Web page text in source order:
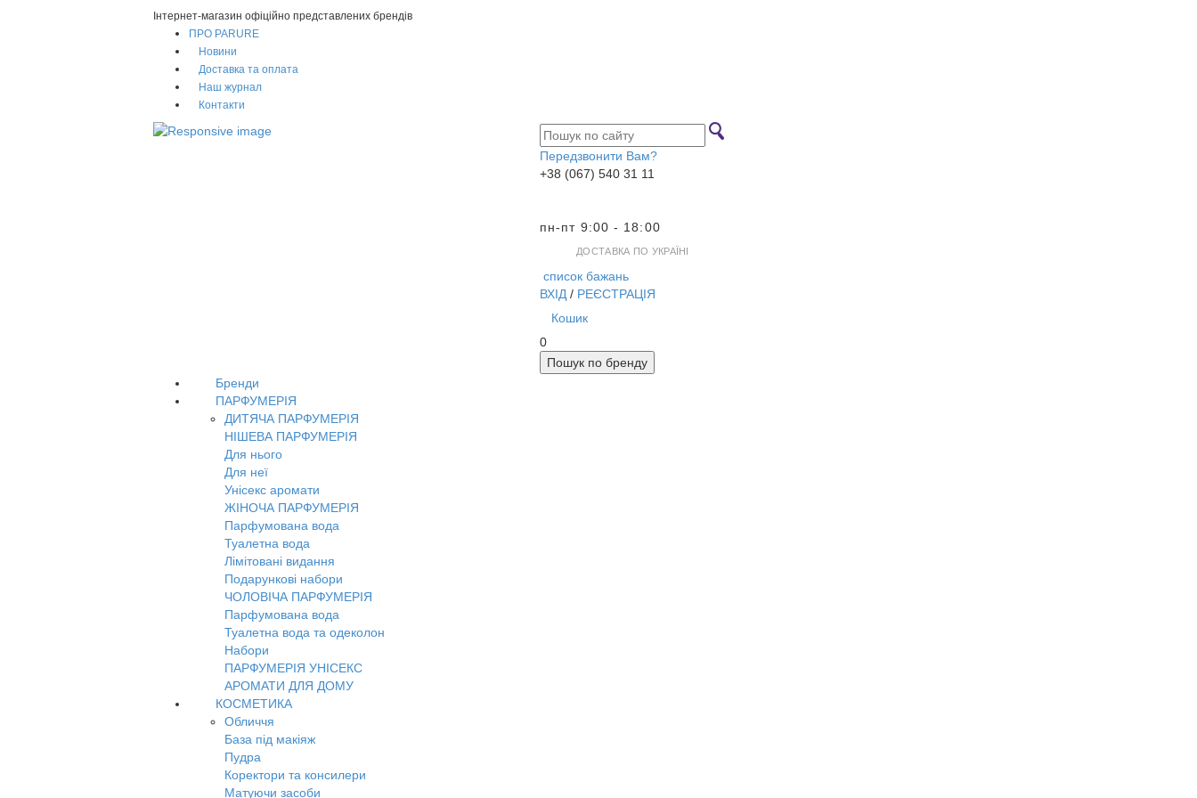
Інтернет-магазин офіційно представлених брендів
ПРО PARURE
Новини
Доставка та оплата
Наш журнал
Контакти
Передзвонити Вам?
+38 (067) 540 31 11
пн-пт 9:00 - 18:00
ДОСТАВКА ПО УКРАЇНІ
список бажань
ВХІД / РЕЄСТРАЦІЯ
Кошик
0
Пошук по бренду
Бренди
ПАРФУМЕРІЯ
ДИТЯЧА ПАРФУМЕРІЯ
НІШЕВА ПАРФУМЕРІЯ
Для нього
Для неї
Унісекс аромати
ЖІНОЧА ПАРФУМЕРІЯ
Парфумована вода
Туалетна вода
Лімітовані видання
Подарункові набори
ЧОЛОВІЧА ПАРФУМЕРІЯ
Парфумована вода
Туалетна вода та одеколон
Набори
ПАРФУМЕРІЯ УНІСЕКС
АРОМАТИ ДЛЯ ДОМУ
КОСМЕТИКА
Обличчя
База під макіяж
Пудра
Коректори та консилери
Матуючи засоби